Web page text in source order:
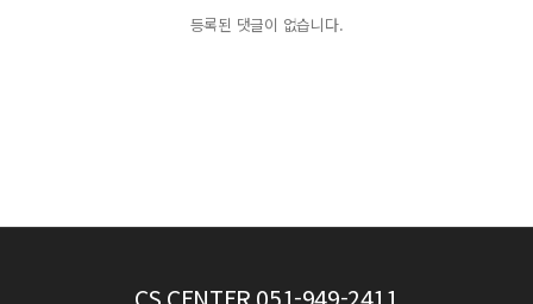
등록된 댓글이 없습니다.